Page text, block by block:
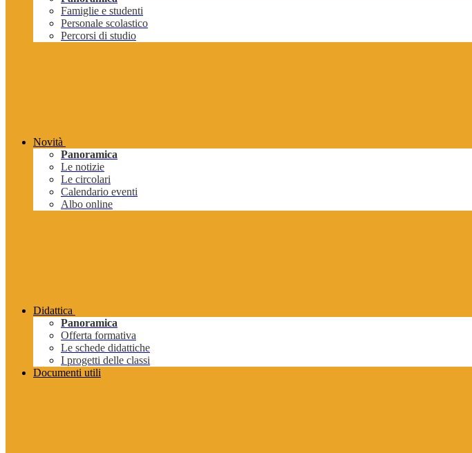
Famiglie e studenti
Personale scolastico
Percorsi di studio
Novità
Panoramica
Le notizie
Le circolari
Calendario eventi
Albo online
Didattica
Panoramica
Offerta formativa
Le schede didattiche
I progetti delle classi
Documenti utili